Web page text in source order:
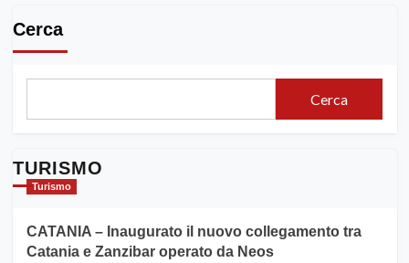
Cerca
Cerca
TURISMO
Turismo
CATANIA – Inaugurato il nuovo collegamento tra
Catania e Zanzibar operato da Neos